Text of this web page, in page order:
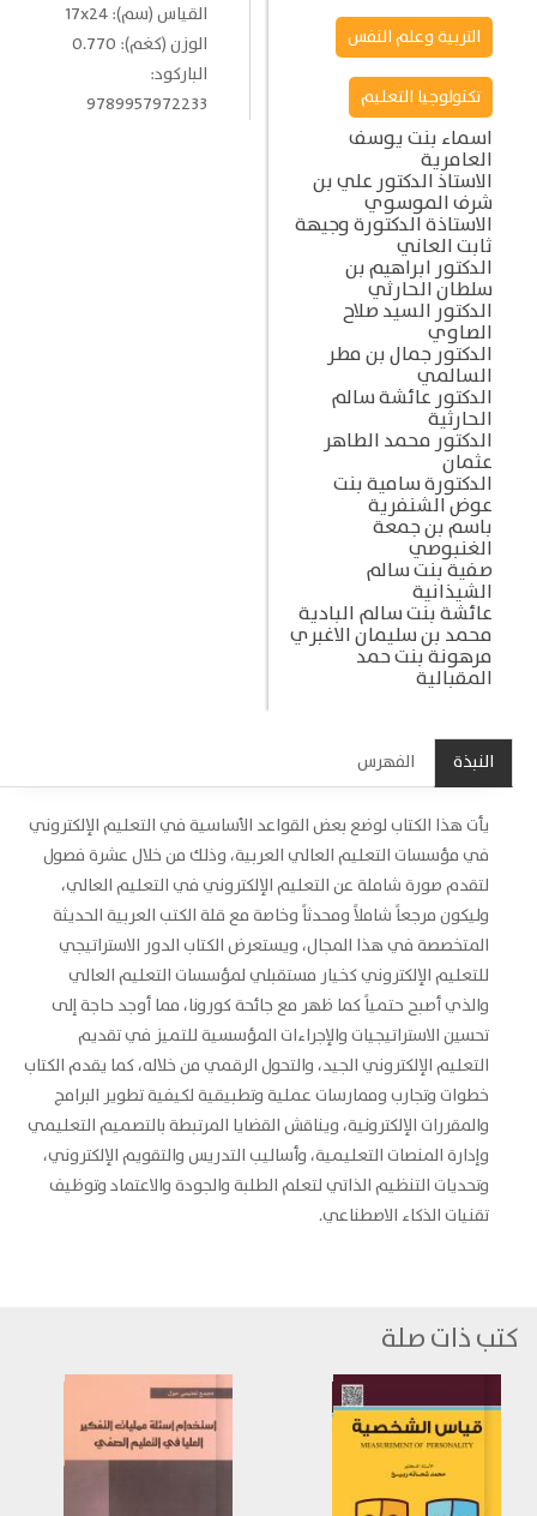
التربية وعلم النفس
تكنولوجيا التعليم
اسماء بنت يوسف
العامرية
الاستاذ الدكتور علي بن
شرف الموسوي
الاستاذة الدكتورة وجيهة
ثابت العاني
الدكتور ابراهيم بن
سلطان الحارثي
الدكتور السيد صلاح
الصاوي
الدكتور جمال بن مطر
السالمي
الدكتور عائشة سالم
الحارثية
الدكتور محمد الطاهر
عثمان
الدكتورة سامية بنت
عوض الشنفرية
باسم بن جمعة
الغنبوصي
صفية بنت سالم
الشيذانية
عائشة بنت سالم البادية
محمد بن سليمان الاغبري
مرهونة بنت حمد
المقبالية
القياس (سم): 17x24
الوزن (كغم): 0.770
الباركود:
9789957972233
النبذة الفهرس
يأت هذا الكتاب لوضع بعض القواعد الأساسية في التعليم الإلكتروني
في مؤسسات التعليم العالي العربية، وذلك من خلال عشرة فصول
لتقدم صورة شاملة عن التعليم الإلكتروني في التعليم العالي،
وليكون مرجعاً شاملاً ومحدثاً وخاصة مع قلة الكتب العربية الحديثة
المتخصصة في هذا المجال، ويستعرض الكتاب الدور الاستراتيجي
للتعليم الإلكتروني كخيار مستقبلي لمؤسسات التعليم العالي
والذي أصبح حتمياً كما ظهر مع جائحة كورونا، مما أوجد حاجة إلى
تحسين الاستراتيجيات والإجراءات المؤسسية للتميز في تقديم
التعليم الإلكتروني الجيد، والتحول الرقمي من خلاله، كما يقدم الكتاب
خطوات وتجارب وممارسات عملية وتطبيقية لكيفية تطوير البرامج
والمقررات الإلكترونية، ويناقش القضايا المرتبطة بالتصميم التعليمي
وإدارة المنصات التعليمية، وأساليب التدريس والتقويم الإلكتروني،
وتحديات التنظيم الذاتي لتعلم الطلبة والجودة والاعتماد وتوظيف
تقنيات الذكاء الاصطناعي.
كتب ذات صلة